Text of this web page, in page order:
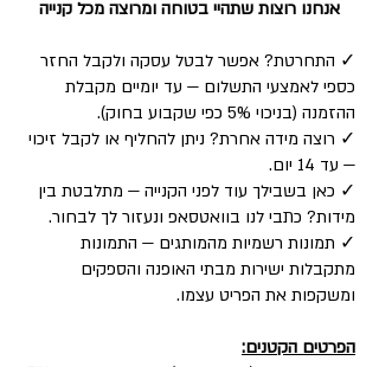
אנחנו רוצות שתהיי בטוחה ומרוצה מכל קנייה
✓ התחרטת? אפשר לבטל עסקה ולקבל החזר
כספי לאמצעי התשלום — עד יומיים מקבלת
ההזמנה (בניכוי 5% כפי שקבוע בחוק).
✓ רוצה מידה אחרת? ניתן להחליף או לקבל זיכוי
— עד 14 יום.
✓ כאן בשבילך עוד לפני הקנייה — מתלבטת בין
מידות? כתבי לנו בוואטסאפ ונעזור לך לבחור.
✓ תמונות רשמיות מהמותגים — התמונות
מתקבלות ישירות מבתי האופנה והספקים
ומשקפות את הפריט עצמו.
הפרטים הקטנים: